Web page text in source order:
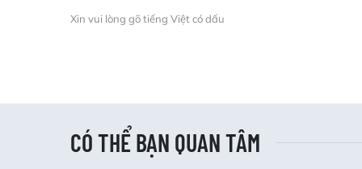
Xin vui lòng gõ tiếng Việt có dấu
CÓ THỂ BẠN QUAN TÂM